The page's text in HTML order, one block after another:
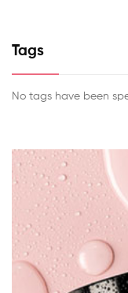
Tags
No tags have been